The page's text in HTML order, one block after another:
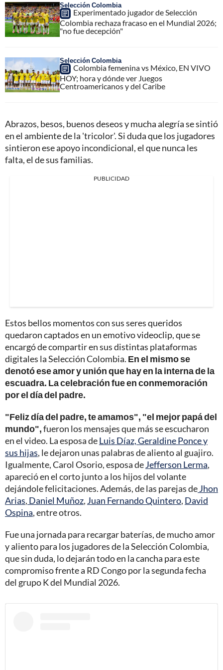
Selección Colombia
Experimentado jugador de Selección
Colombia rechaza fracaso en el Mundial 2026;
"no fue decepción"
Selección Colombia
Colombia femenina vs México, EN VIVO
HOY; hora y dónde ver Juegos
Centroamericanos y del Caribe
Abrazos, besos, buenos deseos y mucha alegría se sintió
en el ambiente de la 'tricolor'. Si duda que los jugadores
sintieron ese apoyo incondicional, el que nunca les
falta, el de sus familias.
PUBLICIDAD
Estos bellos momentos con sus seres queridos
quedaron captados en un emotivo videoclip, que se
encargó de compartir en sus distintas plataformas
digitales la Selección Colombia. En el mismo se
denotó ese amor y unión que hay en la interna de la
escuadra. La celebración fue en conmemoración
por el día del padre.
"Feliz día del padre, te amamos", "el mejor papá del
mundo",fueron los mensajes que más se escucharon
en el video. La esposa deLuis Díaz, Geraldine Ponce y
sus hijas, le dejaron unas palabras de aliento al guajiro.
Igualmente, Carol Osorio, esposa deJefferson Lerma,
apareció en el corto junto a los hijos del volante
dejándole felicitaciones. Además, de las parejas deJhon
Arias, Daniel Muñoz, Juan Fernando Quintero, David
Ospina, entre otros.
Fue una jornada para recargar baterías, de mucho amor
y aliento para los jugadores de la Selección Colombia,
que sin duda, lo dejarán todo en la cancha para este
compromiso frente a RD Congo por la segunda fecha
del grupo K del Mundial 2026.